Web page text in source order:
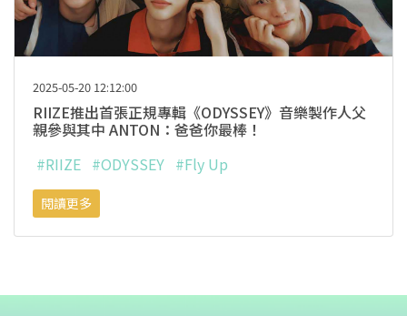
2025-05-20 12:12:00
RIIZE推出首張正規專輯《ODYSSEY》音樂製作人父
親參與其中 ANTON：爸爸你最棒！
#RIIZE #ODYSSEY #Fly Up
閱讀更多